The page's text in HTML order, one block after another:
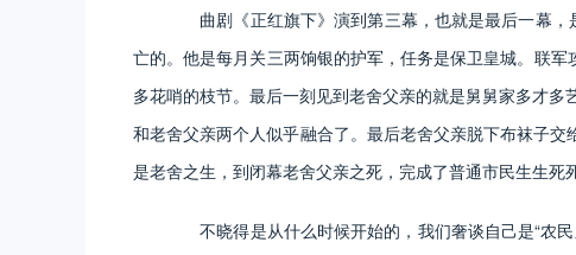
曲剧《正红旗下》演到第三幕，也就是最后一幕，
亡的。他是每月关三两饷银的护军，任务是保卫皇城。联
多花哨的枝节。最后一刻见到老舍父亲的就是舅舅家多才
和老舍父亲两个人似乎融合了。最后老舍父亲脱下布袜子
是老舍之生，到闭幕老舍父亲之死，完成了普通市民生生死
不晓得是从什么时候开始的，我们奢谈自己是“农民